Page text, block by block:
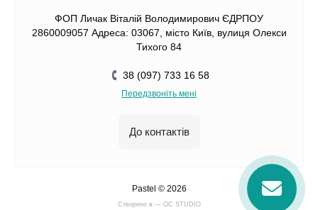
ФОП Личак Віталій Володимирович ЄДРПОУ
2860009057 Адреса: 03067, місто Київ, вулиця Олекси
Тихого 84
38 (097) 733 16 58
Передзвоніть мені
До контактів
Pastel © 2026
Cтворено в — OC STUDIO